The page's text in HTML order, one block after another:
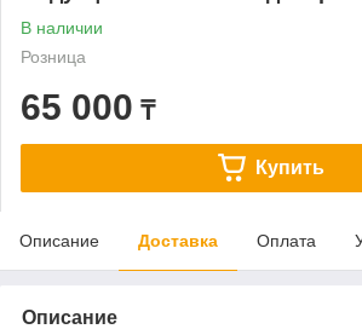
В наличии
Розница
65 000 ₸
Купить
Описание Доставка Оплата
Описание